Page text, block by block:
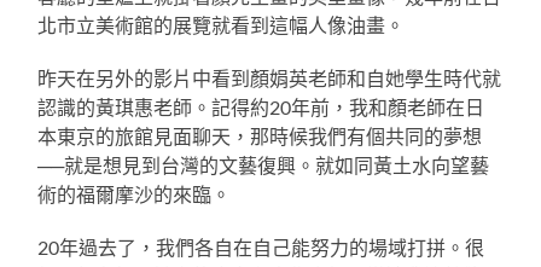
北市立美術館的展覽就看到這幅人像油畫。
昨天在另外的影片中看到顏娟英老師和自她學生時代就
認識的黃琪惠老師。記得約20年前，我和顏老師在日
本東京的旅館見面聊天，那時候我們有個共同的夢想
──就是想見到台灣的文藝復興。就如同黃土水向望藝
術的福爾摩沙的來臨。
20年過去了，我們各自在自己能努力的場域打拼。很